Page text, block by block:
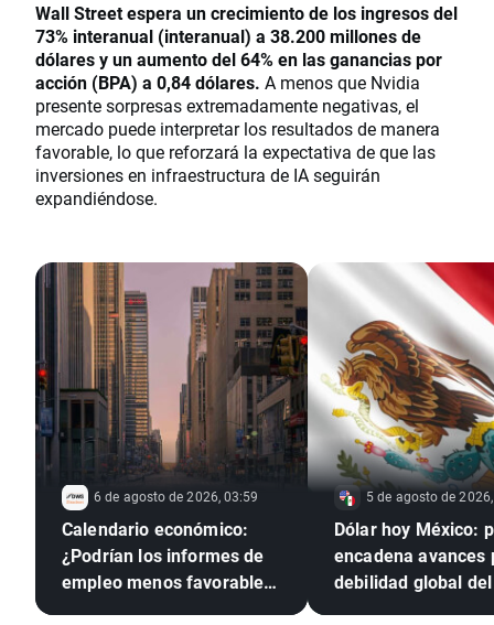
Wall Street espera un crecimiento de los ingresos del
73% interanual (interanual) a 38.200 millones de
dólares y un aumento del 64% en las ganancias por
acción (BPA) a 0,84 dólares. A menos que Nvidia
presente sorpresas extremadamente negativas, el
mercado puede interpretar los resultados de manera
favorable, lo que reforzará la expectativa de que las
inversiones en infraestructura de IA seguirán
expandiéndose.
6 de agosto de 2026, 03:59
Calendario económico:
¿Podrían los informes de
empleo menos favorables
5 de agosto de
Dólar hoy México:
encadena avances
debilidad global